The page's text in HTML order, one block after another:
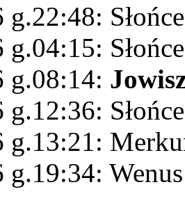
g.04:15:
g.08:14:
g.12:36:
g.13:21:
g.19:34: